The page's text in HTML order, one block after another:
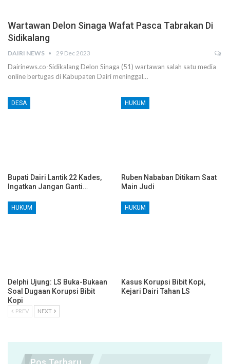
Wartawan Delon Sinaga Wafat Pasca Tabrakan Di
Sidikalang
DAIRI NEWS 29 Dec 2023
Dairinews.co-Sidikalang Delon Sinaga (51) wartawan salah satu media
online bertugas di Kabupaten Dairi meninggal…
DESA
Bupati Dairi Lantik 22 Kades,
Ingatkan Jangan Ganti…
HUKUM
Ruben Nababan Ditikam Saat
Main Judi
HUKUM
Delphi Ujung: LS Buka-Bukaan
Soal Dugaan Korupsi Bibit
Kopi
HUKUM
Kasus Korupsi Bibit Kopi,
Kejari Dairi Tahan LS
PREV NEXT